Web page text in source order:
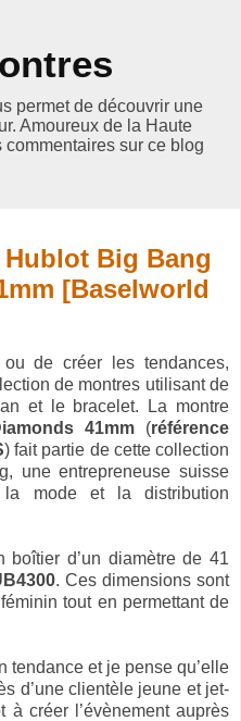
permet de découvrir une
Amoureux de la Haute
sur ce blog
Big Bang
[Baselworld
ou de créer les tendances,
de montres utilisant de
et le bracelet. La montre
41mm(référence
) fait partie de cette collection
une entrepreneuse suisse
la mode et la distribution
d’un diamètre de 41
. Ces dimensions sont
tout en permettant de
tendance et je pense qu’elle
d’une clientèle jeune et jet-
à créer l’évènement auprès